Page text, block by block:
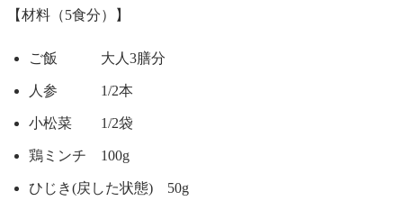
【材料（5食分）】
ご飯 大人3膳分
人参 1/2本
小松菜 1/2袋
鶏ミンチ 100g
ひじき(戻した状態) 50g